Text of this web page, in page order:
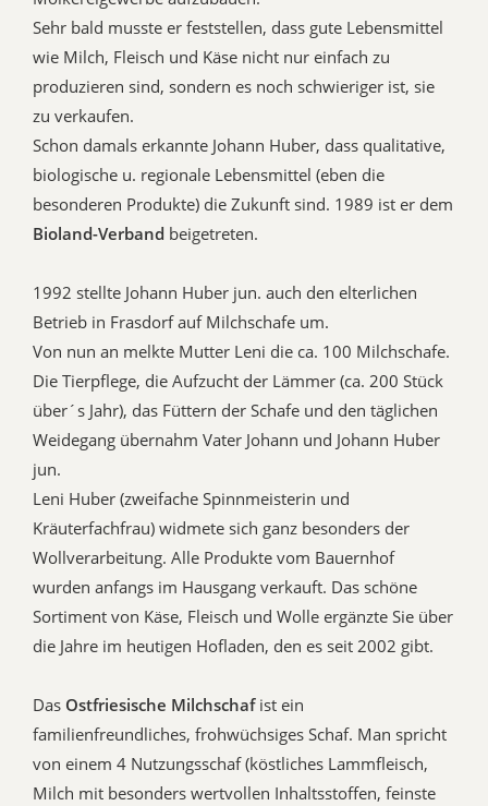
Sehr bald musste er feststellen, dass gute Lebensmittel
wie Milch, Fleisch und Käse nicht nur einfach zu
produzieren sind, sondern es noch schwieriger ist, sie
zu verkaufen.
Schon damals erkannte Johann Huber, dass qualitative,
biologische u. regionale Lebensmittel (eben die
besonderen Produkte) die Zukunft sind. 1989 ist er dem
Bioland-Verband beigetreten.
1992 stellte Johann Huber jun. auch den elterlichen
Betrieb in Frasdorf auf Milchschafe um.
Von nun an melkte Mutter Leni die ca. 100 Milchschafe.
Die Tierpflege, die Aufzucht der Lämmer (ca. 200 Stück
über´s Jahr), das Füttern der Schafe und den täglichen
Weidegang übernahm Vater Johann und Johann Huber
jun.
Leni Huber (zweifache Spinnmeisterin und
Kräuterfachfrau) widmete sich ganz besonders der
Wollverarbeitung. Alle Produkte vom Bauernhof
wurden anfangs im Hausgang verkauft. Das schöne
Sortiment von Käse, Fleisch und Wolle ergänzte Sie über
die Jahre im heutigen Hofladen, den es seit 2002 gibt.
Das Ostfriesische Milchschafist ein
familienfreundliches, frohwüchsiges Schaf. Man spricht
von einem 4 Nutzungsschaf (köstliches Lammfleisch,
Milch mit besonders wertvollen Inhaltsstoffen, feinste